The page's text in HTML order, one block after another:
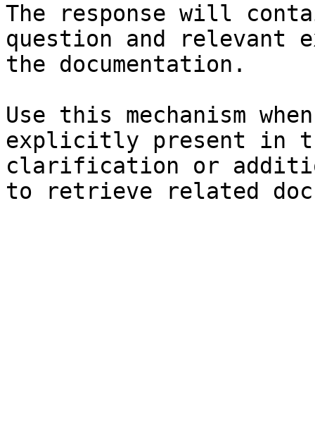
The response will
question and relevant
the documentation.
Use this mechanism
explicitly present in
clarification or